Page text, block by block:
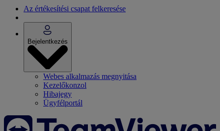
Az értékesítési csapat felkeresése
Bejelentkezés
Webes alkalmazás megnyitása
Kezelőkonzol
Hibajegy
Ügyfélportál